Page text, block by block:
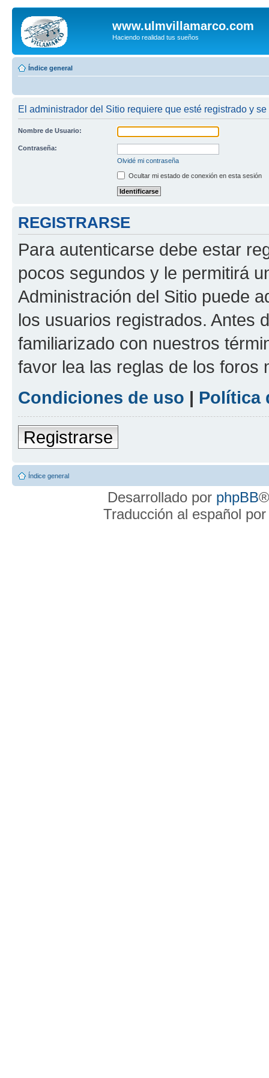
www.ulmvillamarco.com
Haciendo realidad tus sueños
Índice general
El administrador del Sitio requiere que esté registrado y
Nombre de Usuario:
Contraseña:
Olvidé mi contraseña
Ocultar mi estado de conexión en esta sesión
REGISTRARSE
Para autenticarse debe estar
pocos segundos y le permitirá
Administración del Sitio puede
los usuarios registrados. Antes
familiarizado con nuestros
favor lea las reglas de los foros
Condiciones de uso | Política
Registrarse
Índice general
Desarrollado por phpBB
Traducción al español